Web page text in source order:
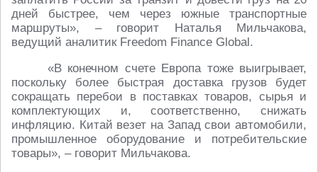
дней быстрее, чем через южные транспортные
маршруты», – говорит Наталья Мильчакова,
ведущий аналитик Freedom Finance Global.
«В конечном счете Европа тоже выигрывает,
поскольку более быстрая доставка грузов будет
сокращать перебои в поставках товаров, сырья и
комплектующих и, соответственно, снижать
инфляцию. Китай везет на Запад свои автомобили,
промышленное оборудование и потребительские
товары», – говорит Мильчакова.